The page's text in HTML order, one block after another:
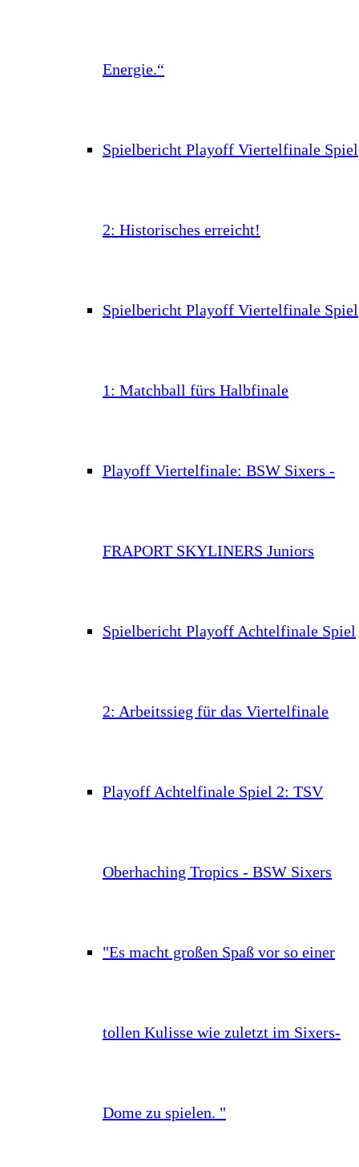
Energie.“
Spielbericht Playoff Viertelfinale Spiel
2: Historisches erreicht!
Spielbericht Playoff Viertelfinale Spiel
1: Matchball fürs Halbfinale
Playoff Viertelfinale: BSW Sixers -
FRAPORT SKYLINERS Juniors
Spielbericht Playoff Achtelfinale Spiel
2: Arbeitssieg für das Viertelfinale
Playoff Achtelfinale Spiel 2: TSV
Oberhaching Tropics - BSW Sixers
"Es macht großen Spaß vor so einer
tollen Kulisse wie zuletzt im Sixers-
Dome zu spielen. "